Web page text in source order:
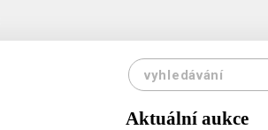
Aktuální aukce